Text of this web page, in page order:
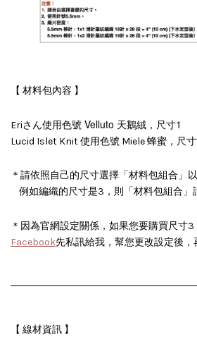
【 材料包內容 】
Eriさん使用色號 Velluto 天鵝絨，尺寸1
Lucid Islet Knit 使用色號 Miele 蜂蜜，尺寸
＊請依照自己的尺寸選擇「材料包組合」
例如編織的尺寸是3，則「材料包組合」
＊ 因為官網設定關係，如果您要購買尺寸
Facebook先私訊給我，幫您更改設定後
【 線材資訊 】